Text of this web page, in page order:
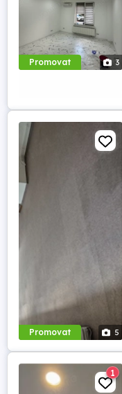
Promovat 3
Promovat 5
1